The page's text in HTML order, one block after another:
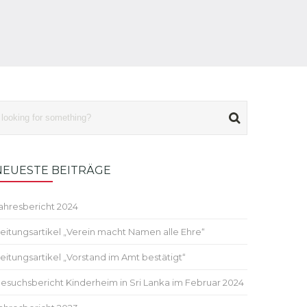
BEITRÄGE
2024
„Verein macht Namen alle Ehre“
„Vorstand im Amt bestätigt“
Kinderheim in Sri Lanka im Februar 2024